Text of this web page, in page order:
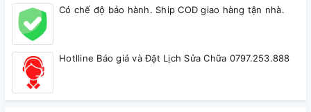
Có chế độ bảo hành. Ship COD giao hàng tận nhà.
Hotlline Báo giá và Đặt Lịch Sửa Chữa 0797.253.888